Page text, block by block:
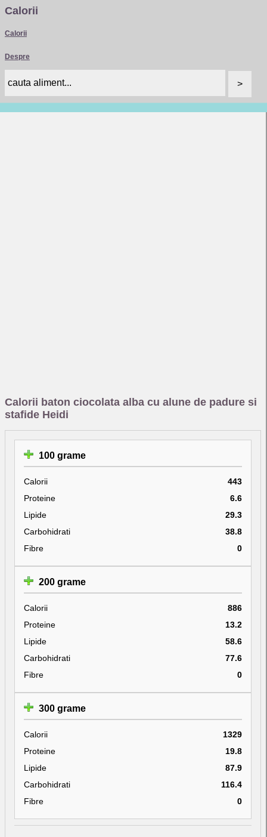
Calorii
Calorii
Despre
Calorii baton ciocolata alba cu alune de padure si
stafide Heidi
100 grame
Calorii
443
Proteine
6.6
Lipide
29.3
Carbohidrati
38.8
Fibre
0
200 grame
Calorii
886
Proteine
13.2
Lipide
58.6
Carbohidrati
77.6
Fibre
0
300 grame
Calorii
1329
Proteine
19.8
Lipide
87.9
Carbohidrati
116.4
Fibre
0